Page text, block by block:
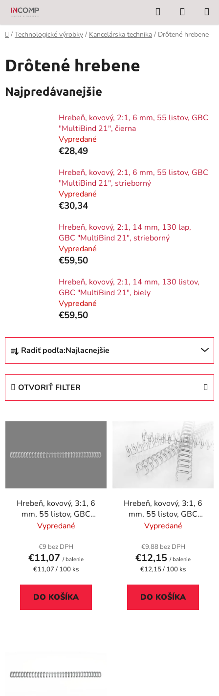
Prejsť
obsah
Hľadať
KOŠÍK
Domov
/ Technologické výrobky / Kancelárska technika / Drôtené hrebene
Drôtené hrebene
Najpredávanejšie
Hrebeň, kovový, 2:1, 6 mm, 55 listov, GBC
"MultiBind 21", čierna
Vypredané
€28,49
Hrebeň, kovový, 2:1, 6 mm, 55 listov, GBC
"MultiBind 21", strieborný
Vypredané
€30,34
Hrebeň, kovový, 2:1, 14 mm, 130 lap,
GBC "MultiBind 21", strieborný
Vypredané
€59,50
Hrebeň, kovový, 2:1, 14 mm, 130 listov,
GBC "MultiBind 21", biely
Vypredané
€59,50
R
d
e
o
Radiť podľa:Najlacnejšie
OTVORIŤ FILTER
V
r
Hrebeň, kovový, 3:1, 6
mm, 55 listov, GBC
"WireBind", biely
Vypredané
€9 bez DPH
€11,07 / balenie
Jednotková
€11,07 / 100 ks
DO KOŠÍKA
Hrebeň, kovový, 3:1, 6
mm, 55 listov, GBC
"WireBind", strieborný
Vypredané
€9,88 bez DPH
€12,15 / balenie
Jednotková
€12,15 / 100 ks
DO KOŠÍKA